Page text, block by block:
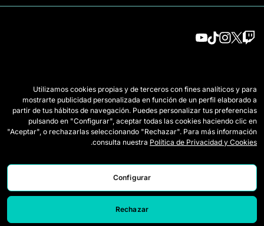
لاعبات الدرافت
وايلد كاردز
المباريات
المحاكي
كيف تُلعب Queens
التذاكر
اعتمادات الصحافة
اعمل معنا
Utilizamos cookies propias y de terceros con fines analíticos y para
mostrarte publicidad personalizada en función de un perfil elaborado a
partir de tus hábitos de navegación. Puedes personalizar tus preferencias
pulsando en "Configurar", aceptar todas las cookies haciendo clic en
"Aceptar", o rechazarlas seleccionando "Rechazar". Para más información
consulta nuestra Política de Privacidad y Cookies
.
Configurar
Rechazar